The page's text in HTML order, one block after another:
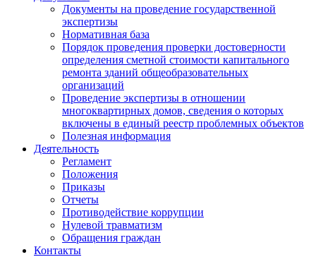
Документы на проведение государственной
экспертизы
Нормативная база
Порядок проведения проверки достоверности
определения сметной стоимости капитального
ремонта зданий общеобразовательных
организаций
Проведение экспертизы в отношении
многоквартирных домов, сведения о которых
включены в единый реестр проблемных объектов
Полезная информация
Деятельность
Регламент
Положения
Приказы
Отчеты
Противодействие коррупции
Нулевой травматизм
Обращения граждан
Контакты